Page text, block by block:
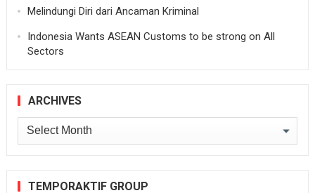
Melindungi Diri dari Ancaman Kriminal
Indonesia Wants ASEAN Customs to be strong on All
Sectors
ARCHIVES
Archives
TEMPORAKTIF GROUP